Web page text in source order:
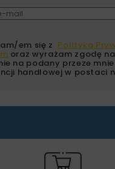
em się z Polityką
oraz wyrażam zgodę na
na podany przeze
handlowej w postaci